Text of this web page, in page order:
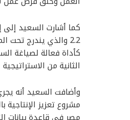
كما أشارت السعيد
2.2 والذي يندرج تحت
كأداة فعالة لصياغة
الثانية من
وأضافت السعيد أنه
مشروع تعزيز الإنتاجية